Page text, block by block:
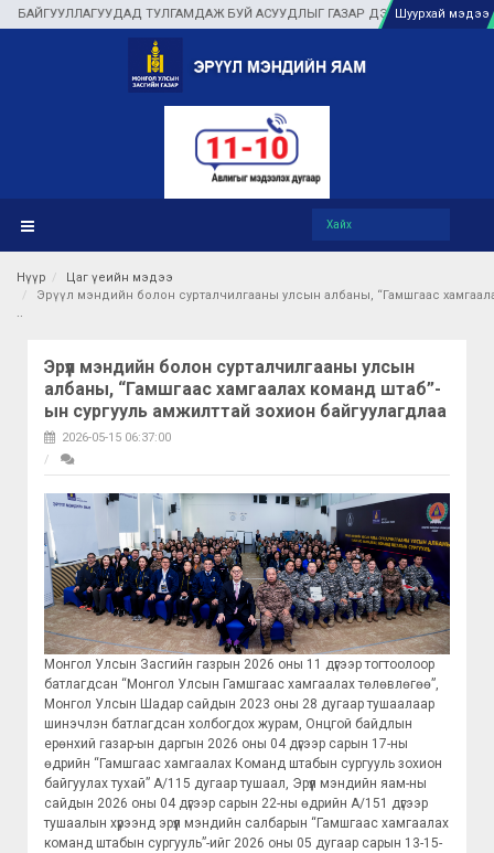
ТУЛГАМДАЖ БУЙ АСУУДЛЫГ ГАЗАР ДЭЭР НЬ ШУУРХАЙШуурхай мэдээ
Нүүр
Цаг үеийн мэдээ
Эрүүл мэндийн болон сурталчилгааны улсын албаны, “Гамшгаас
Эрүүл мэндийн болон сурталчилгааны улсын
албаны, “Гамшгаас хамгаалах команд штаб”-
ын сургууль амжилттай зохион байгуулагдлаа
2026-05-15 06:37:00
Монгол Улсын Засгийн газрын 2026 оны 11 дүгээр тогтоолоор
батлагдсан “Монгол Улсын Гамшгаас хамгаалах төлөвлөгөө”,
Монгол Улсын Шадар сайдын 2023 оны 28 дугаар тушаалаар
шинэчлэн батлагдсан холбогдох журам, Онцгой байдлын
ерөнхий газар-ын даргын 2026 оны 04 дүгээр сарын 17-ны
өдрийн “Гамшгаас хамгаалах Команд штабын сургууль зохион
байгуулах тухай” А/115 дугаар тушаал, Эрүүл мэндийн яам-ны
сайдын 2026 оны 04 дүгээр сарын 22-ны өдрийн А/151 дүгээр
тушаалын хүрээнд эрүүл мэндийн салбарын “Гамшгаас хамгаалах
команд штабын сургууль”-ийг 2026 оны 05 дугаар сарын 13-15-